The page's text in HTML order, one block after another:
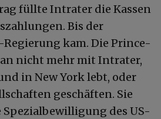
füllte Intrater die Kassen
Bis der
kam. Die Prince-
nicht mehr mit Intrater,
in New York lebt, oder
geschäften. Sie
des US-